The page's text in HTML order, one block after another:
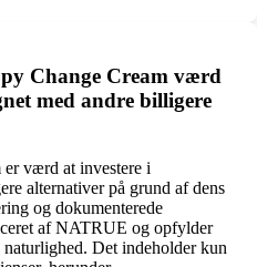
Change Cream værd
med andre billigere
er værd at investere i
alternativer på grund af dens
og dokumenterede
af NATRUE og opfylder
Det indeholder kun